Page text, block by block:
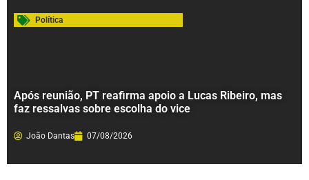
Política
Após reunião, PT reafirma apoio a Lucas Ribeiro, mas
faz ressalvas sobre escolha do vice
João Dantas 07/08/2026